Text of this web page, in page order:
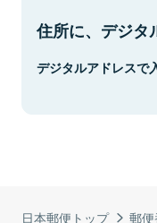
日本郵便トップ 郵
住所に、デジタ
デジタルアドレスで